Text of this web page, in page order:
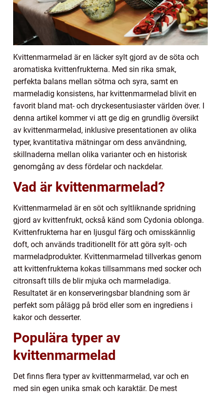
Kvittenmarmelad är en läcker sylt gjord av de söta och
aromatiska kvittenfrukterna. Med sin rika smak,
perfekta balans mellan sötma och syra, samt en
marmeladig konsistens, har kvittenmarmelad blivit en
favorit bland mat- och dryckesentusiaster världen över. I
denna artikel kommer vi att ge dig en grundlig översikt
av kvittenmarmelad, inklusive presentationen av olika
typer, kvantitativa mätningar om dess användning,
skillnaderna mellan olika varianter och en historisk
genomgång av dess fördelar och nackdelar.
Vad är kvittenmarmelad?
Kvittenmarmelad är en söt och syltliknande spridning
gjord av kvittenfrukt, också känd som Cydonia oblonga.
Kvittenfrukterna har en ljusgul färg och omisskännlig
doft, och används traditionellt för att göra sylt- och
marmeladprodukter. Kvittenmarmelad tillverkas genom
att kvittenfrukterna kokas tillsammans med socker och
citronsaft tills de blir mjuka och marmeladiga.
Resultatet är en konserveringsbar blandning som är
perfekt som pålägg på bröd eller som en ingrediens i
kakor och desserter.
Populära typer av
kvittenmarmelad
Det finns flera typer av kvittenmarmelad, var och en
med sin egen unika smak och karaktär. De mest